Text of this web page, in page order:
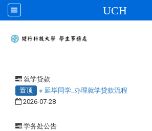
UCH
就学贷款
置顶
※ 延毕同学_办理就学贷款流程
2026-07-28
学务处公告